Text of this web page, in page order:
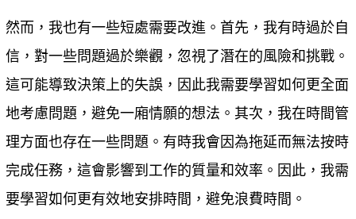
然而，我也有一些短處需要改進。首先，我有時過於自
信，對一些問題過於樂觀，忽視了潛在的風險和挑戰。
這可能導致決策上的失誤，因此我需要學習如何更全面
地考慮問題，避免一廂情願的想法。其次，我在時間管
理方面也存在一些問題。有時我會因為拖延而無法按時
完成任務，這會影響到工作的質量和效率。因此，我需
要學習如何更有效地安排時間，避免浪費時間。